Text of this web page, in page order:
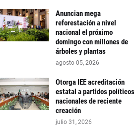
Anuncian mega
reforestación a nivel
nacional el próximo
domingo con millones de
árboles y plantas
agosto 05, 2026
Otorga IEE acreditación
estatal a partidos políticos
nacionales de reciente
creación
julio 31, 2026